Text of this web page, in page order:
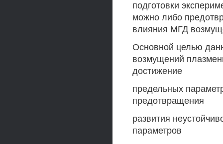
подготовки
можно либо
влияния МГД
Основной целью
возмущений
достижение
предельных
предотвращения
развития
параметров